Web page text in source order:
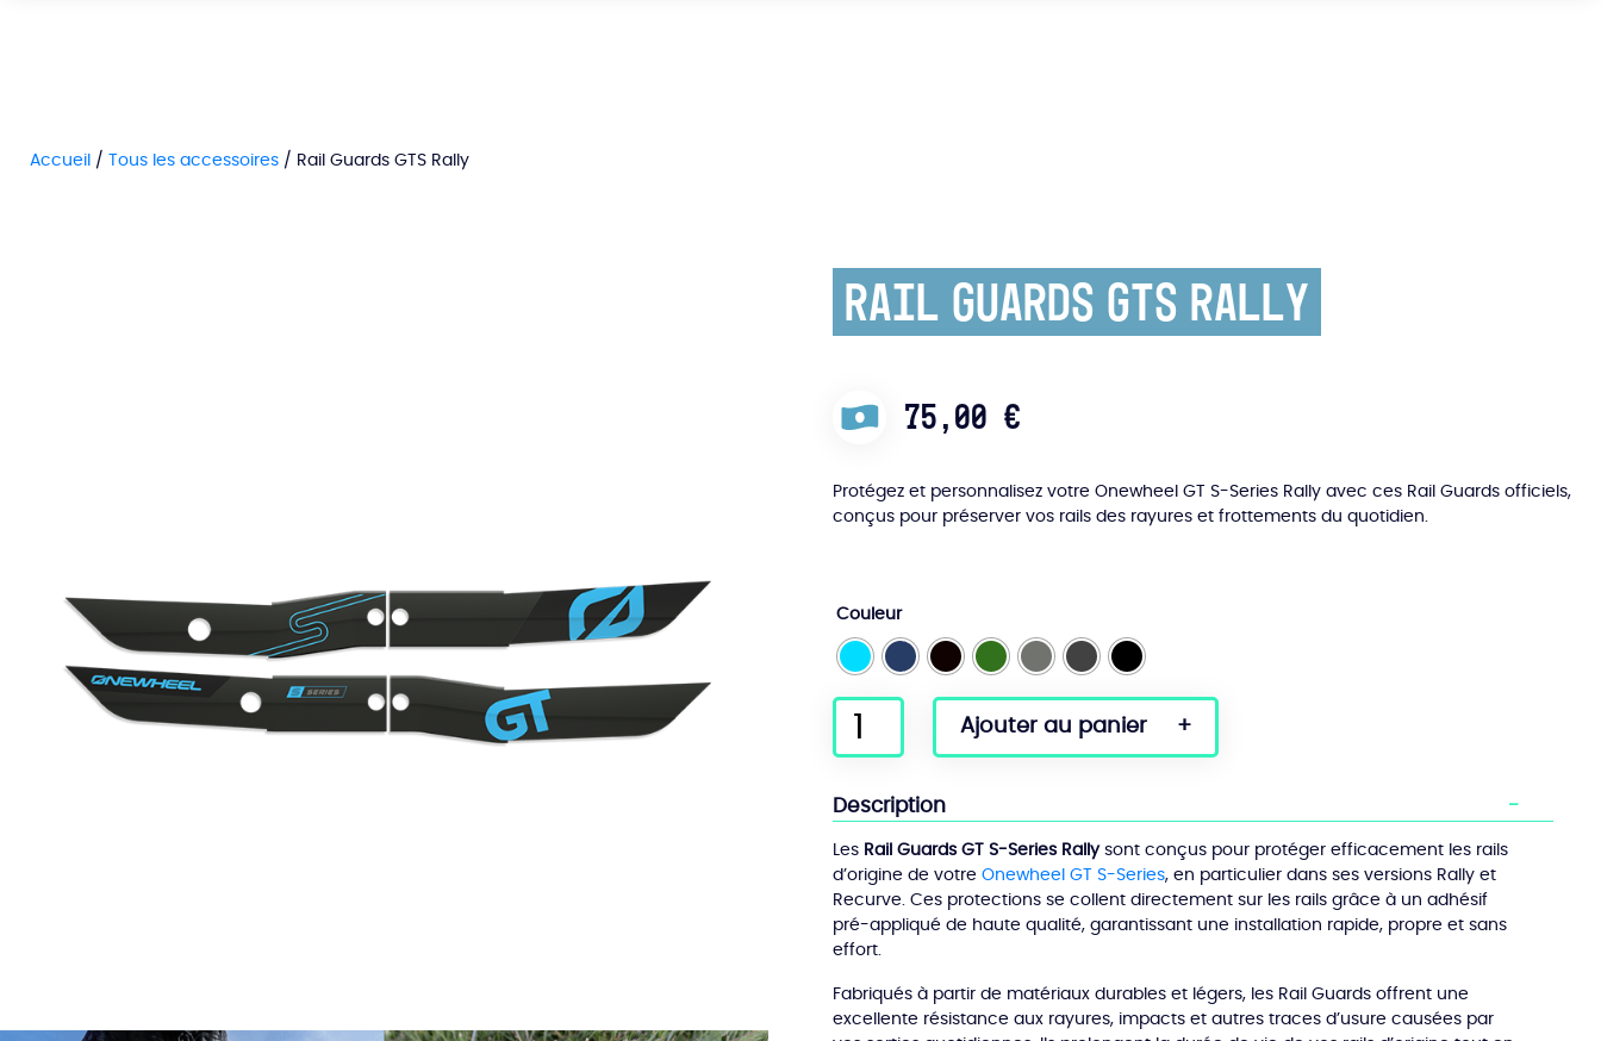
Accueil / Tous les accessoires / Rail Guards GTS Rally
Rail Guards GTS Rally
75,00 €
Protégez et personnalisez votre Onewheel GT S-Series Rally avec ces Rail Guards officiels,
conçus pour préserver vos rails des rayures et frottements du quotidien.
Couleur
quantité
Rail
GTS
Ajouter au panier
Description
Les Rail Guards GT S-Series Rallysont conçus pour protéger efficacement les rails
d’origine de votre Onewheel GT S-Series, en particulier dans ses versions Rally et
Recurve. Ces protections se collent directement sur les rails grâce à un adhésif
pré-appliqué de haute qualité, garantissant une installation rapide, propre et sans
effort.
Fabriqués à partir de matériaux durables et légers, les Rail Guards offrent une
excellente résistance aux rayures, impacts et autres traces d’usure causées par